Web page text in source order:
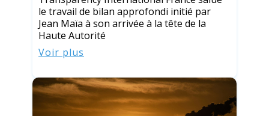
le travail de bilan approfondi initié par
Jean Maïa à son arrivée à la tête de la
Haute Autorité
Voir plus